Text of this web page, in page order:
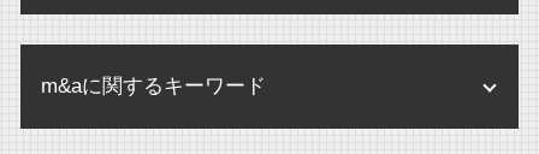
監査 弁護士確認状
医療法人 設立 要件
規程改定 改訂
企業法務 あり方
企業 訴訟 個人
残業代 未払い 請求 時効
不当解雇 労基署
m&aに関するキーワード